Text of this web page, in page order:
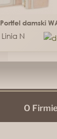
Portfel damski
Linia N
O